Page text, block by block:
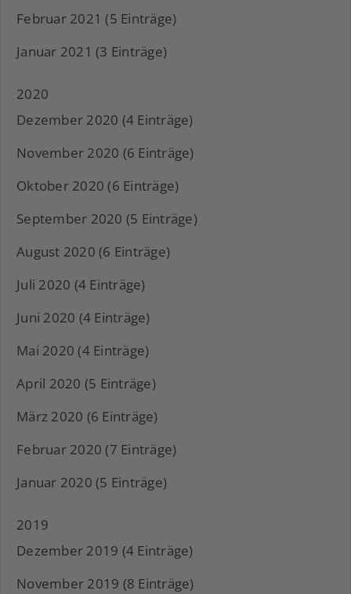
Februar 2021 (5 Einträge)
Januar 2021 (3 Einträge)
2020
Dezember 2020 (4 Einträge)
November 2020 (6 Einträge)
Oktober 2020 (6 Einträge)
September 2020 (5 Einträge)
August 2020 (6 Einträge)
Juli 2020 (4 Einträge)
Juni 2020 (4 Einträge)
Mai 2020 (4 Einträge)
April 2020 (5 Einträge)
März 2020 (6 Einträge)
Februar 2020 (7 Einträge)
Januar 2020 (5 Einträge)
2019
Dezember 2019 (4 Einträge)
November 2019 (8 Einträge)